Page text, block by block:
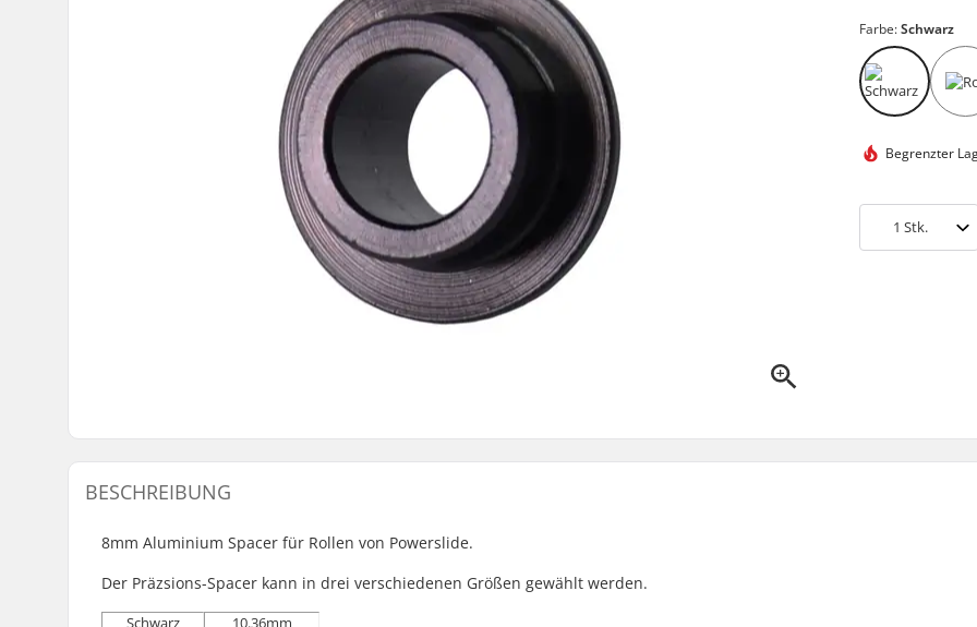
Farbe:Schwarz
Begrenzter
1 Stk.
BESCHREIBUNG
8mm Aluminium Spacer für Rollen von Powerslide.
Der Präzsions-Spacer kann in drei verschiedenen Größen gewählt werden.
Schwarz
10.36mm